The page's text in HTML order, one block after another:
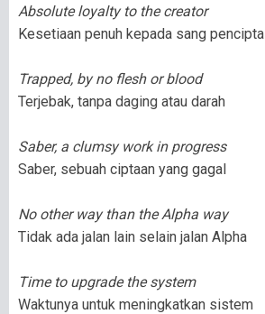
Absolute loyalty to the creator
Kesetiaan penuh kepada sang pencipta
Trapped, by no flesh or blood
Terjebak, tanpa daging atau darah
Saber, a clumsy work in progress
Saber, sebuah ciptaan yang gagal
No other way than the Alpha way
Tidak ada jalan lain selain jalan Alpha
Time to upgrade the system
Waktunya untuk meningkatkan sistem